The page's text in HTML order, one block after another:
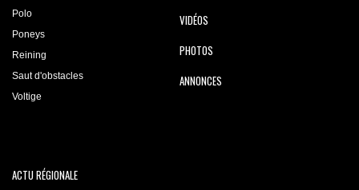
Polo
Poneys
Reining
Saut d'obstacles
Voltige
VIDÉOS
PHOTOS
ANNONCES
ACTU RÉGIONALE